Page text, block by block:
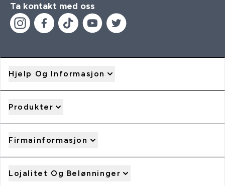
Ta kontakt med oss
Hjelp Og Informasjon
Produkter
Firmainformasjon
Lojalitet Og Belønninger